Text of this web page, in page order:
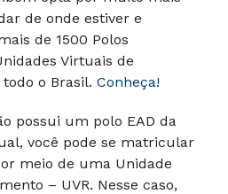
de onde estiver e
de 1500 Polos
Virtuais de
o Brasil. Conheça!
possui um polo EAD da
você pode se matricular
meio de uma Unidade
– UVR. Nesse caso,